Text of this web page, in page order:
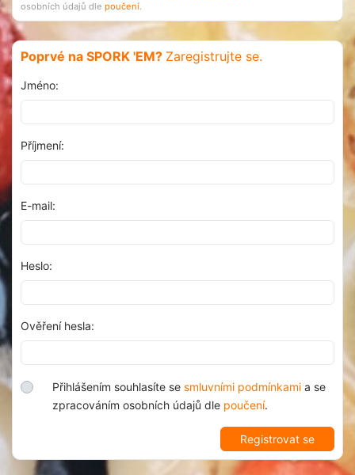
osobních údajů dle poučení.
Poprvé na SPORK 'EM? Zaregistrujte se.
Jméno:
Příjmení:
E-mail:
Heslo:
Ověření hesla:
Přihlášením souhlasíte se smluvními podmínkami a se
zpracováním osobních údajů dle poučení.